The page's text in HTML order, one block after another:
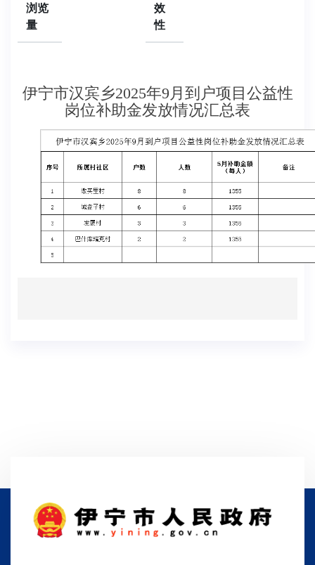
浏览
量
效
性
伊宁市汉宾乡2025年9月到户项目公益性
岗位补助金发放情况汇总表